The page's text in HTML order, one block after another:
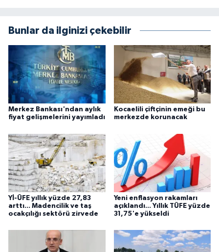
Bunlar da ilginizi çekebilir
Merkez Bankası'ndan aylık
fiyat gelişmelerini yayımladı
Kocaelili çiftçinin emeği bu
merkezde korunacak
Yİ-ÜFE yıllık yüzde 27,83
arttı... Madencilik ve taş
ocakçılığı sektörü zirvede
Yeni enflasyon rakamları
açıklandı... Yıllık TÜFE yüzde
31,75'e yükseldi